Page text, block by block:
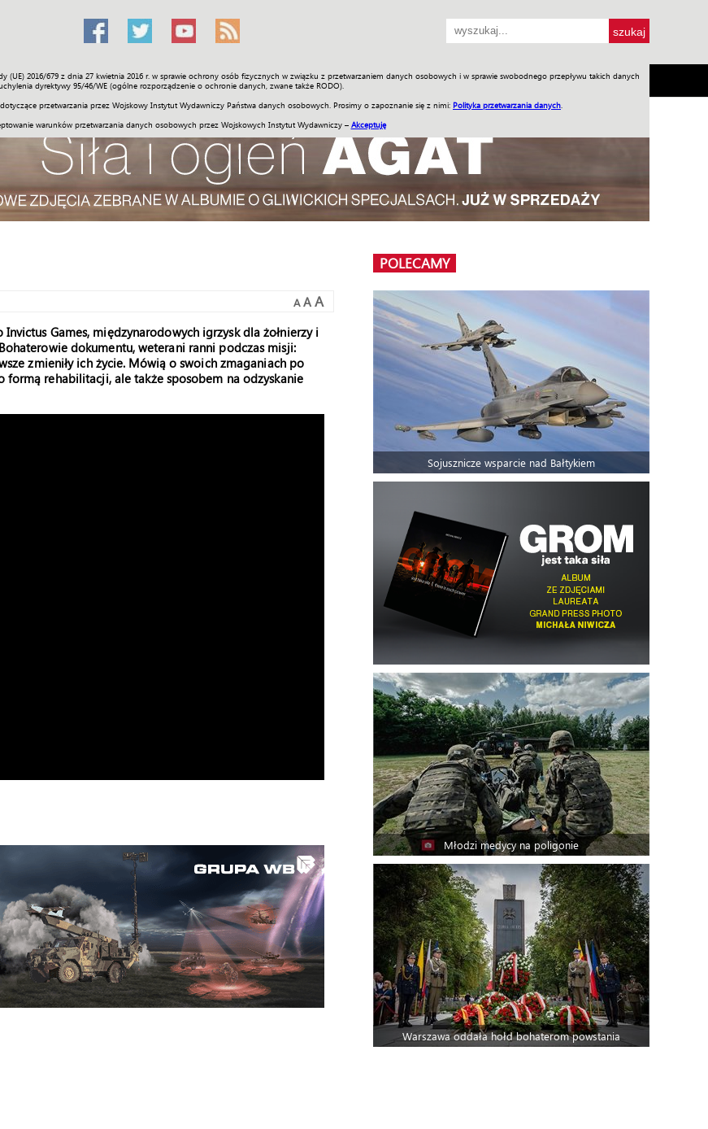
(UE) 2016/679 z dnia 27 kwietnia 2016 r. w sprawie ochrony osób fizycznych w związku z przetwarzaniem danych osobowych i w sprawie swobodnego przepływu takich danych
dyrektywy 95/46/WE (ogólne rozporządzenie o ochronie danych, zwane także RODO).
przetwarzania przez Wojskowy Instytut Wydawniczy Państwa danych osobowych. Prosimy o zapoznanie się z nimi: Polityka przetwarzania danych
warunków przetwarzania danych osobowych przez Wojskowych Instytut Wydawniczy – Akceptuję
Społeczność Sport Historia Galerie Wideo ENGLISH SKLEP Jednodniówki Praca w WIW
A A A
Games, międzynarodowych igrzysk dla żołnierzy i
dokumentu, weterani ranni podczas misji:
zmieniły ich życie. Mówią o swoich zmaganiach po
formą rehabilitacji, ale także sposobem na odzyskanie
POLECAMY
Sojusznicze wsparcie nad Bałtykiem
Młodzi medycy na poligonie
Warszawa oddała hołd bohaterom powstania